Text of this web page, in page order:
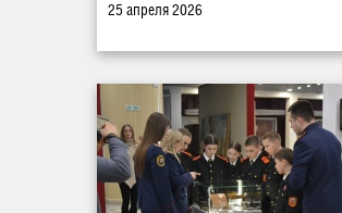
25 апреля 2026